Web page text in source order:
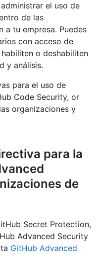
el uso de
de las
a tu empresa. Puedes
con acceso de
o deshabiliten
y análisis.
para el uso de
Code Security, or
organizaciones y
para la
de
Secret Protection,
Advanced Security
GitHub Advanced